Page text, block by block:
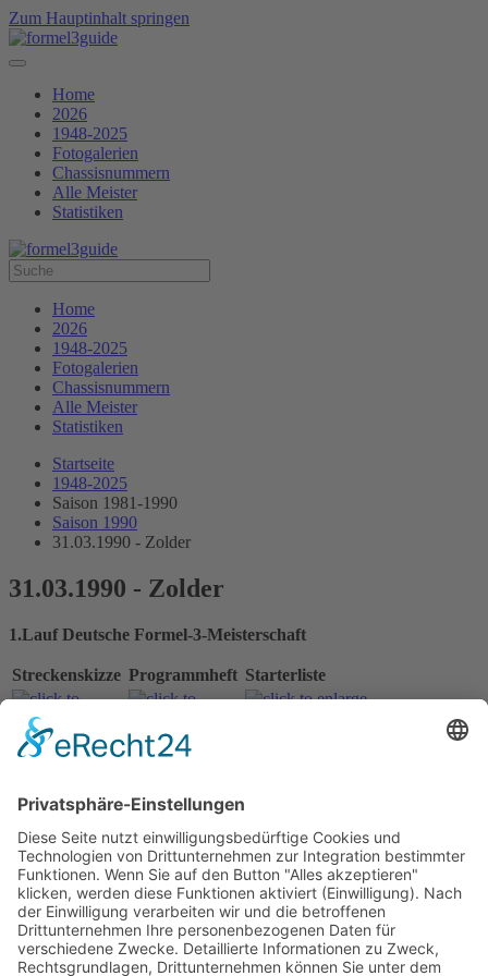
Zum Hauptinhalt springen
Home
2026
1948-2025
Fotogalerien
Chassisnummern
Alle Meister
Statistiken
Home
2026
1948-2025
Fotogalerien
Chassisnummern
Alle Meister
Statistiken
Startseite
1948-2025
Saison 1981-1990
Saison 1990
31.03.1990 - Zolder
31.03.1990 - Zolder
1.Lauf Deutsche Formel-3-Meisterschaft
Streckenskizze Programmheft Starterliste
Alle Ergebnisse:
Nennungsliste
Ergebnis Zeittraining 1
Original Zeitnahme
Ergebnis Zeittraining 2
Gesamtergebnis Zeittraining 1+2
Original Zeitnahme
Ergebnis Warm Up
Startaufstellung